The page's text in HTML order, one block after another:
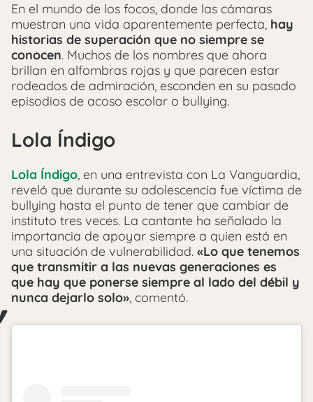
En el mundo de los focos, donde las cámaras
muestran una vida aparentemente perfecta, hay
historias de superación que no siempre se
conocen. Muchos de los nombres que ahora
brillan en alfombras rojas y que parecen estar
rodeados de admiración, esconden en su pasado
episodios de acoso escolar o bullying.
Lola Índigo
Lola Índigo, en una entrevista con La Vanguardia,
reveló que durante su adolescencia fue víctima de
bullying hasta el punto de tener que cambiar de
instituto tres veces. La cantante ha señalado la
importancia de apoyar siempre a quien está en
una situación de vulnerabilidad. «Lo que tenemos
que transmitir a las nuevas generaciones es
que hay que ponerse siempre al lado del débil y
nunca dejarlo solo», comentó.